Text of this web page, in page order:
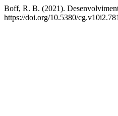
Boff, R. B. (2021).
https://doi.org/10.5380/